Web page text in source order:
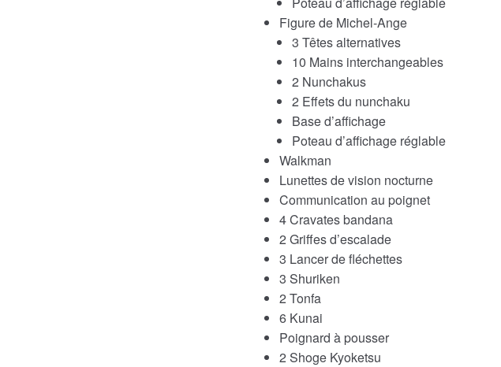
Figure de Michel-Ange
3 Têtes alternatives
10 Mains interchangeables
2 Nunchakus
2 Effets du nunchaku
Base d’affichage
Poteau d’affichage réglable
Walkman
Lunettes de vision nocturne
Communication au poignet
4 Cravates bandana
2 Griffes d’escalade
3 Lancer de fléchettes
3 Shuriken
2 Tonfa
6 Kunai
Poignard à pousser
2 Shoge Kyoketsu